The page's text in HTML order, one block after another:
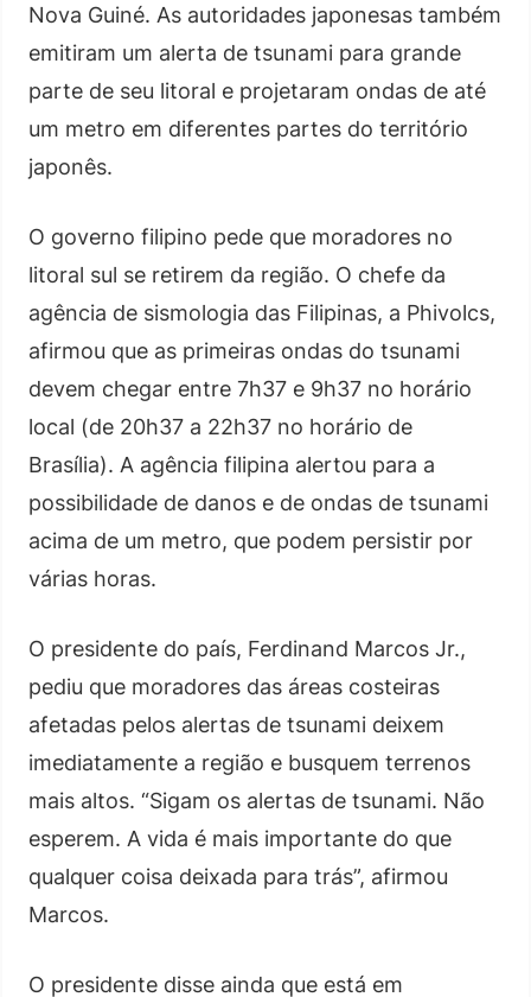
Nova Guiné. As autoridades japonesas também
emitiram um alerta de tsunami para grande
parte de seu litoral e projetaram ondas de até
um metro em diferentes partes do território
japonês.
O governo filipino pede que moradores no
litoral sul se retirem da região. O chefe da
agência de sismologia das Filipinas, a Phivolcs,
afirmou que as primeiras ondas do tsunami
devem chegar entre 7h37 e 9h37 no horário
local (de 20h37 a 22h37 no horário de
Brasília). A agência filipina alertou para a
possibilidade de danos e de ondas de tsunami
acima de um metro, que podem persistir por
várias horas.
O presidente do país, Ferdinand Marcos Jr.,
pediu que moradores das áreas costeiras
afetadas pelos alertas de tsunami deixem
imediatamente a região e busquem terrenos
mais altos. “Sigam os alertas de tsunami. Não
esperem. A vida é mais importante do que
qualquer coisa deixada para trás”, afirmou
Marcos.
O presidente disse ainda que está em